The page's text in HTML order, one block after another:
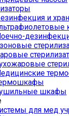
и
шкафы
для мед